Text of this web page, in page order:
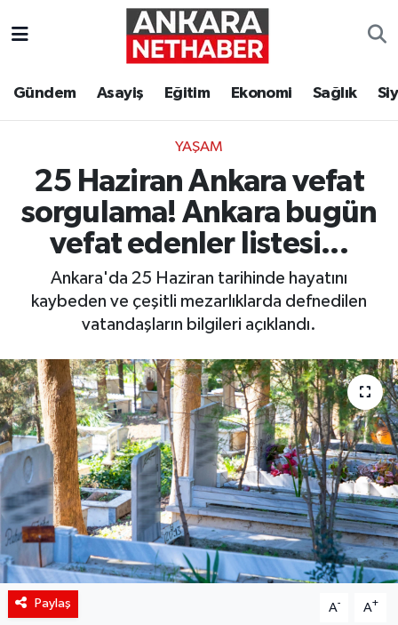
Gündem Asayiş Eğitim Ekonomi Sağlık
YAŞAM
25 Haziran Ankara vefat
sorgulama! Ankara bugün
vefat edenler listesi...
Ankara'da 25 Haziran tarihinde hayatını
kaybeden ve çeşitli mezarlıklarda defnedilen
vatandaşların bilgileri açıklandı.
Paylaş A- A+
Ekonomi
Gündem
Kim Kimdir Nereli
Sağlık
Siyaset
Spor
Teknoloji
Yaşam
Ankara Hava Durumu
Süper Lig Puan Durumu ve Fikstür
Tüm Manşetler
Son Dakika Haberleri
Haber Arşivi